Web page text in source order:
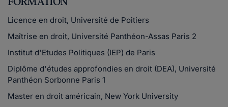
Licence en droit, Université de Poitiers
Maîtrise en droit, Université Panthéon-Assas Paris 2
Institut d'Etudes Politiques (IEP) de Paris
Diplôme d'études approfondies en droit (DEA), Université
Panthéon Sorbonne Paris 1
Master en droit américain, New York University